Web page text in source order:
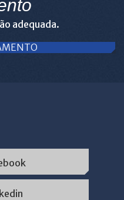
adequada.